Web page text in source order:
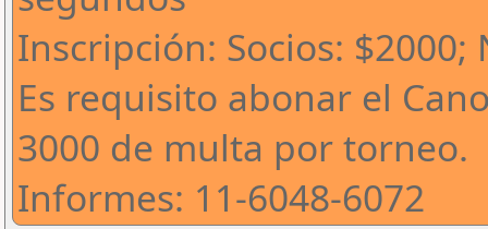
Inscripción: Socios: $2000;
Es requisito abonar el
3000 de multa por torneo.
Informes: 11-6048-6072